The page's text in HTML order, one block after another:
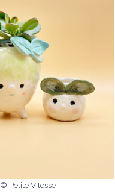
© Petite Vitesse